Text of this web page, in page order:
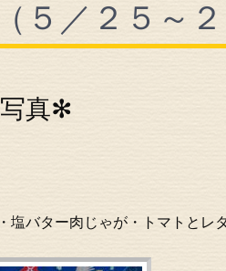
５／２５～２
真✻
塩バター肉じゃが・トマトとレ